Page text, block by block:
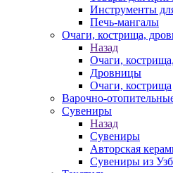
Инструменты
Печь-мангалы
Очаги, кострища,
Назад
Очаги,
Дровницы
Очаги, кострища
Варочно-
Сувениры
Назад
Сувениры
Авторская
Сувениры из